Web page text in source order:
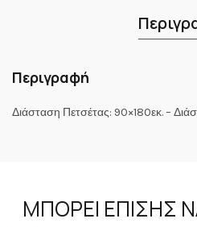
Περιγραφή
Διάσταση Πετσέτας: 90×180εκ. –
ΜΠΟΡΕΊ ΕΠΊΣΗΣ